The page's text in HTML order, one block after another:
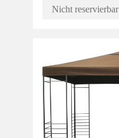
Nicht reservierbar